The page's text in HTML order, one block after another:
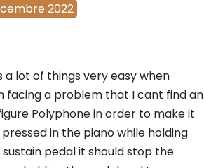
2022
a lot of things very easy when
facing a problem that I cant find an
Polyphone in order to make it
in the piano while holding
pedal it should stop the